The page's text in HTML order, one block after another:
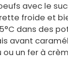
avec le
froide et
dans des
avant
ou un fer à